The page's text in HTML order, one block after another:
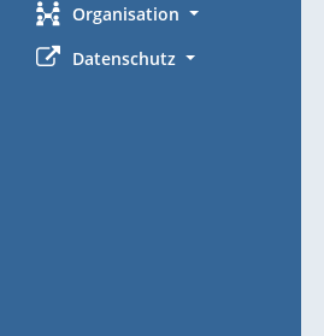
Organisation
Datenschutz